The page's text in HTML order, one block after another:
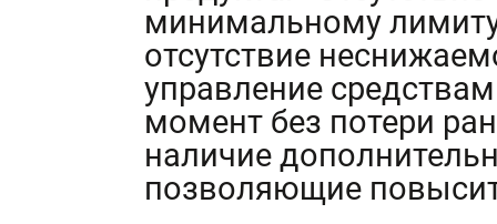
минимальному лимиту
отсутствие
управление
момент без потери
наличие
позволяющие